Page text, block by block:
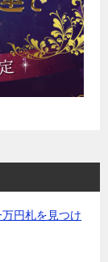
円札を見つけ